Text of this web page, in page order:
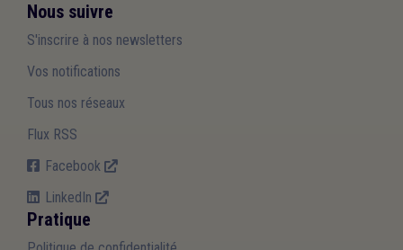
Nous suivre
S'inscrire à nos newsletters
Vos notifications
Tous nos réseaux
Flux RSS
Facebook
LinkedIn
Pratique